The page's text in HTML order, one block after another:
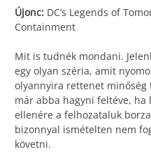
Újonc: DC’s Legends of
Containment
Mit is tudnék mondani.
egy olyan széria, amit
olyannyira rettenet minőség
már abba hagyni feltéve, ha
ellenére a felhozataluk
bizonnyal ismételten nem
követni.